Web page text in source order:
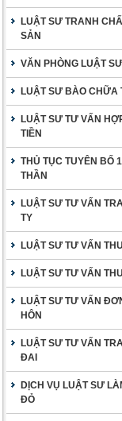
LUẬT SƯ TRANH
SẢN
VĂN PHÒNG LUẬT
LUẬT SƯ BÀO CHỮA
LUẬT SƯ TƯ VẤN
TIỀN
THỦ TỤC TUYÊN BỐ
THẦN
LUẬT SƯ TƯ VẤN
TY
LUẬT SƯ TƯ VẤN
LUẬT SƯ TƯ VẤN
LUẬT SƯ TƯ VẤN
HÔN
LUẬT SƯ TƯ VẤN
ĐAI
DỊCH VỤ LUẬT SƯ
ĐỎ